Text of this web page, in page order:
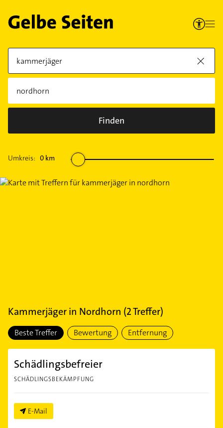
Finden
Umkreis: 0 km
Kammerjägerin Nordhorn (2Treffer)
Beste Treffer Bewertung Entfernung
Schädlingsbefreier
SCHÄDLINGSBEKÄMPFUNG
E-Mail